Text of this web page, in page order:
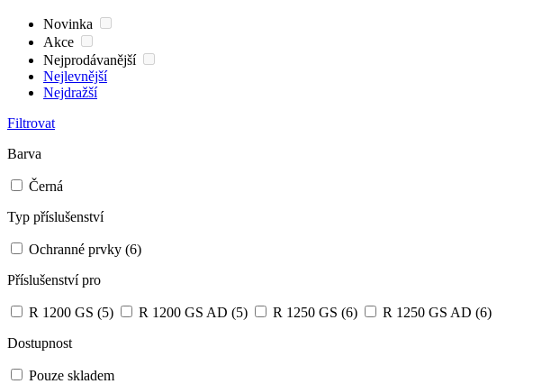
Novinka
Akce
Nejprodávanější
Nejlevnější
Nejdražší
Filtrovat
Barva
Černá
Typ příslušenství
Ochranné prvky (6)
Příslušenství pro
R 1200 GS (5) R 1200 GS AD (5) R 1250 GS (6) R 1250 GS AD (6)
Dostupnost
Pouze skladem